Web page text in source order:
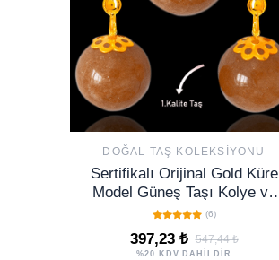
DOĞAL TAŞ KOLEKSIYONU
Sertifikalı Orijinal Gold Küre
Model Güneş Taşı Kolye ve
Küpe Seti - Gümüş Aparatlı -
Koyu Renk
(6)
397,23 ₺ 547,44 ₺
%20 KDV DAHİLDİR